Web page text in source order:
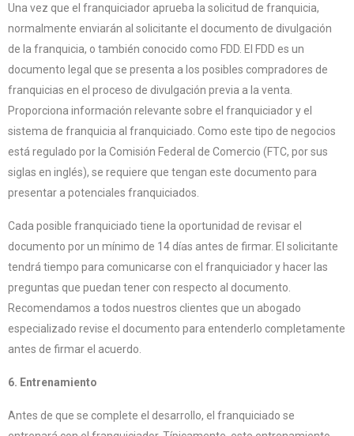
Una vez que el franquiciador aprueba la solicitud de franquicia,
normalmente enviarán al solicitante el documento de divulgación
de la franquicia, o también conocido como FDD. El FDD es un
documento legal que se presenta a los posibles compradores de
franquicias en el proceso de divulgación previa a la venta.
Proporciona información relevante sobre el franquiciador y el
sistema de franquicia al franquiciado. Como este tipo de negocios
está regulado por la Comisión Federal de Comercio (FTC, por sus
siglas en inglés), se requiere que tengan este documento para
presentar a potenciales franquiciados.
Cada posible franquiciado tiene la oportunidad de revisar el
documento por un mínimo de 14 días antes de firmar. El solicitante
tendrá tiempo para comunicarse con el franquiciador y hacer las
preguntas que puedan tener con respecto al documento.
Recomendamos a todos nuestros clientes que un abogado
especializado revise el documento para entenderlo completamente
antes de firmar el acuerdo.
6. Entrenamiento
Antes de que se complete el desarrollo, el franquiciado se